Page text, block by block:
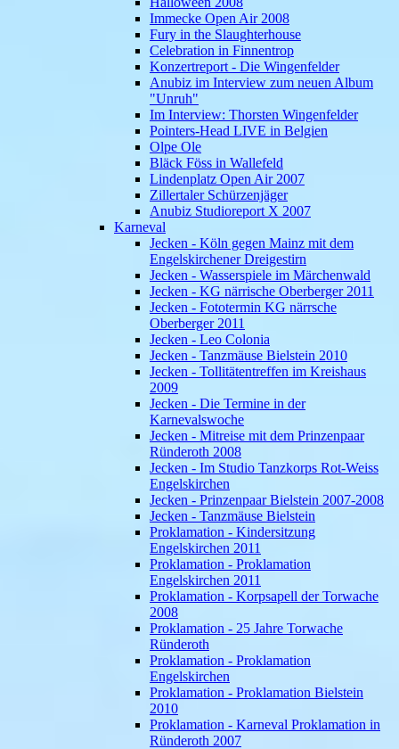
Immecke Open Air 2008
Fury in the Slaughterhouse
Celebration in Finnentrop
Konzertreport - Die Wingenfelder
Anubiz im Interview zum neuen Album
"Unruh"
Im Interview: Thorsten Wingenfelder
Pointers-Head LIVE in Belgien
Olpe Ole
Bläck Föss in Wallefeld
Lindenplatz Open Air 2007
Zillertaler Schürzenjäger
Anubiz Studioreport X 2007
Karneval
Jecken - Köln gegen Mainz mit dem
Engelskirchener Dreigestirn
Jecken - Wasserspiele im Märchenwald
Jecken - KG närrische Oberberger 2011
Jecken - Fototermin KG närrsche
Oberberger 2011
Jecken - Leo Colonia
Jecken - Tanzmäuse Bielstein 2010
Jecken - Tollitätentreffen im Kreishaus
2009
Jecken - Die Termine in der
Karnevalswoche
Jecken - Mitreise mit dem Prinzenpaar
Ründeroth 2008
Jecken - Im Studio Tanzkorps Rot-Weiss
Engelskirchen
Jecken - Prinzenpaar Bielstein 2007-2008
Jecken - Tanzmäuse Bielstein
Proklamation - Kindersitzung
Engelskirchen 2011
Proklamation - Proklamation
Engelskirchen 2011
Proklamation - Korpsapell der Torwache
2008
Proklamation - 25 Jahre Torwache
Ründeroth
Proklamation - Proklamation
Engelskirchen
Proklamation - Proklamation Bielstein
2010
Proklamation - Karneval Proklamation in
Ründeroth 2007